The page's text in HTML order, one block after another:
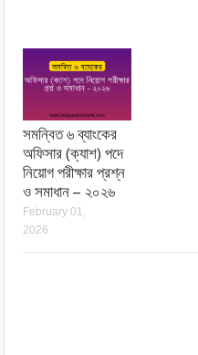
সমন্বিত ৬ ব্যাংকের
অফিসার (ক্যাশ) পদে
নিয়োগ পরীক্ষার প্রশ্ন
ও সমাধান – ২০২৬
February 01,
2026